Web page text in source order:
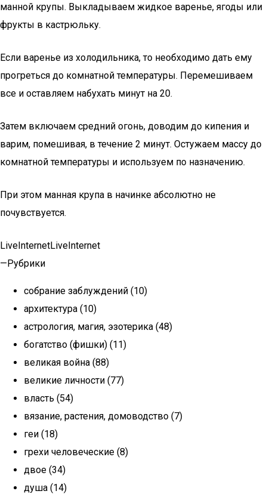
манной крупы. Выкладываем жидкое варенье, ягоды или
фрукты в кастрюльку.
Если варенье из холодильника, то необходимо дать ему
прогреться до комнатной температуры. Перемешиваем
все и оставляем набухать минут на 20.
Затем включаем средний огонь, доводим до кипения и
варим, помешивая, в течение 2 минут. Остужаем массу до
комнатной температуры и используем по назначению.
При этом манная крупа в начинке абсолютно не
почувствуется.
LiveInternetLiveInternet
—Рубрики
cобрание заблуждений (10)
архитектура (10)
астрология, магия, эзотерика (48)
богатство (фишки) (11)
великая война (88)
великие личности (77)
власть (54)
вязание, растения, домоводство (7)
геи (18)
грехи человеческие (8)
двое (34)
душа (14)